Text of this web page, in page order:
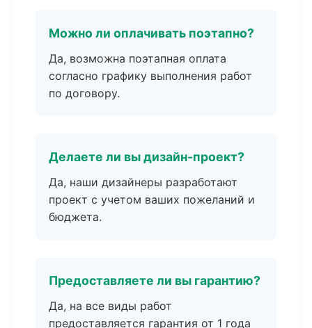
Можно ли оплачивать поэтапно?
Да, возможна поэтапная оплата
согласно графику выполнения работ
по договору.
Делаете ли вы дизайн-проект?
Да, наши дизайнеры разработают
проект с учетом ваших пожеланий и
бюджета.
Предоставляете ли вы гарантию?
Да, на все виды работ
предоставляется гарантия от 1 года